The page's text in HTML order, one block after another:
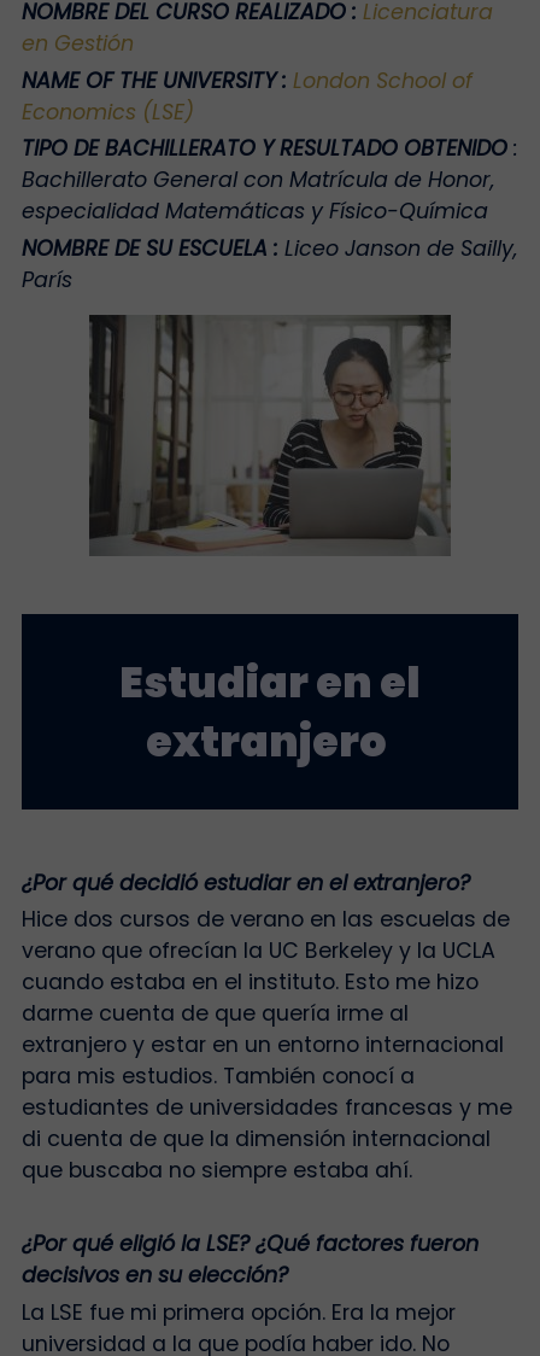
NOMBRE DEL CURSO REALIZADO : Licenciatura
en Gestión
NAME OF THE UNIVERSITY: London School of
Economics (LSE)
TIPO DE BACHILLERATO Y RESULTADO OBTENIDO :
Bachillerato General con Matrícula de Honor,
especialidad Matemáticas y Físico-Química
NOMBRE DE SU ESCUELA : Liceo Janson de Sailly,
París
Estudiar en el
extranjero
¿Por qué decidió estudiar en el extranjero?
Hice dos cursos de verano en las escuelas de
verano que ofrecían la UC Berkeley y la UCLA
cuando estaba en el instituto. Esto me hizo
darme cuenta de que quería irme al
extranjero y estar en un entorno internacional
para mis estudios. También conocí a
estudiantes de universidades francesas y me
di cuenta de que la dimensión internacional
que buscaba no siempre estaba ahí.
¿Por qué eligió la LSE? ¿Qué factores fueron
decisivos en su elección?
La LSE fue mi primera opción. Era la mejor
universidad a la que podía haber ido. No